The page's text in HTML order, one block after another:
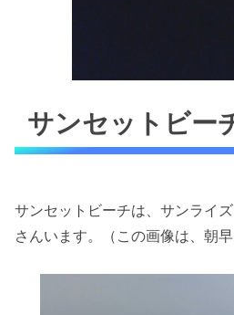
サンセットビー
サンセットビーチは、サンライ
さんいます。（この画像は、朝早